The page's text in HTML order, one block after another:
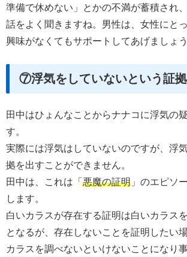
準備で休めない」とかの不満が蓄積され
話をよく聞きますね。男性は、女性にと
興味がなくてもサポートしてあげましょう
⑦浮気をしていないという証
田中はひょんなことからナナコに浮気の
す。
実際には浮気はしていないのですが、浮
拠を出すことができません。
田中は、これは「 悪魔の証明 」のエピソ
します。
白いカラスが存在する証明は白いカラス
となるが、存在しないことを証明したい
カラスを調べないといけないことになり